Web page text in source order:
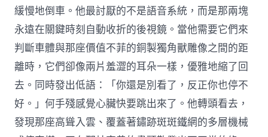
緩慢地倒車。他最討厭的不是語音系統，而是那兩塊
永遠在關鍵時刻自動收折的後視鏡。當他需要它們來
判斷車體與那座價值不菲的銅製獨角獸雕像之間的距
離時，它們卻像兩片羞澀的耳朵一樣，優雅地縮了回
去。同時發出低語：「你還是別看了，反正你也停不
好。」何手殘感覺心臟快要跳出來了。他轉頭看去，
發現那座高聳入雲、覆蓋著鏽跡斑斑鐵網的多層機械